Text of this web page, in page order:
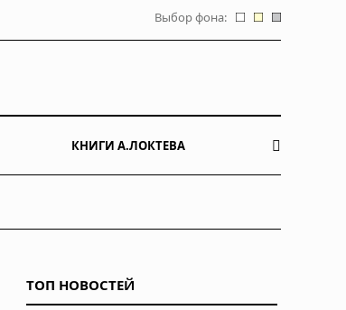
Выбор фона:
КНИГИ А.ЛОКТЕВА
ТОП НОВОСТЕЙ